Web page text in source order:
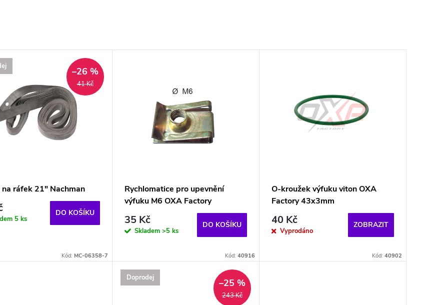
41 Kč
–26 %
na ráfek 21" Nachman
5 ks
DO KOŠÍKU
Kód: MC-06358-7
Rychlomatice pro upevnění
výfuku M6 OXA Factory
35 Kč
Skladem >5 ks
DO KOŠÍKU
Kód: 40916
O-kroužek výfuku viton OXA
Factory 43x3mm
40 Kč
Vyprodáno
ZOBRAZIT
Kód: 40902
Doprodej
243 Kč
–25 %